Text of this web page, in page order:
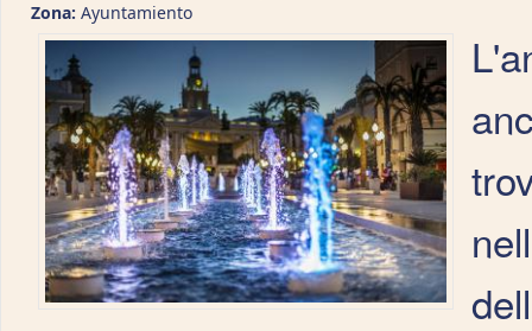
Zona: Ayuntamiento